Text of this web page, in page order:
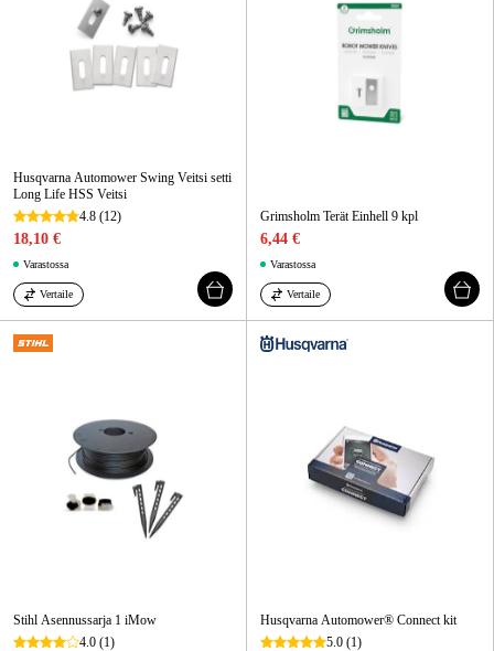
Husqvarna Automower Swing Veitsi setti
Long Life HSS Veitsi
4.8 (12)
18,10 €
Varastossa
Vertaile
Grimsholm Terät Einhell 9 kpl
6,44 €
Varastossa
Vertaile
Stihl Asennussarja 1 iMow
4.0 (1)
Husqvarna Automower® Connect kit
5.0 (1)